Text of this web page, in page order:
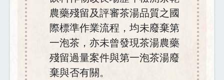
農藥殘留及評審茶湯品質之國
際標準作業流程，均未廢棄第
一泡茶，亦未曾發現茶湯農藥
殘留過量案件與第一泡茶湯廢
棄與否有關。